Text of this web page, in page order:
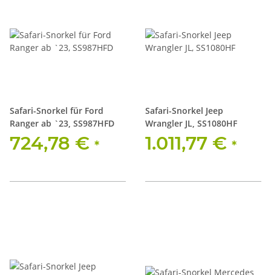
Safari-Snorkel für Ford
Ranger ab `23, SS987HFD
724,78 € *
Safari-Snorkel Jeep
Wrangler JL, SS1080HF
1.011,77 € *